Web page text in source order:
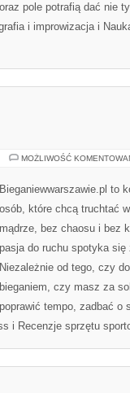
oraz pole potrafią dać nie
i improwizacja i
MOŻLIWOŚĆ
Bieganiewwarszawie.pl to
osób, które chcą truchtać
mądrze, bez chaosu i bez
pasja do ruchu spotyka
Niezależnie od tego, czy
bieganiem, czy masz za
tempo, zadbać o
i Recenzje sprzętu